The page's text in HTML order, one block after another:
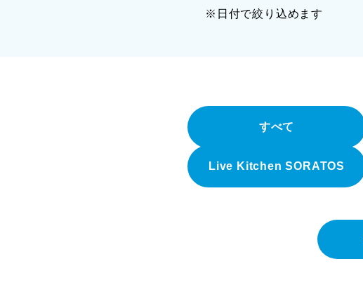
※日付で絞り込めます
すべて
Live Kitchen SORATOS